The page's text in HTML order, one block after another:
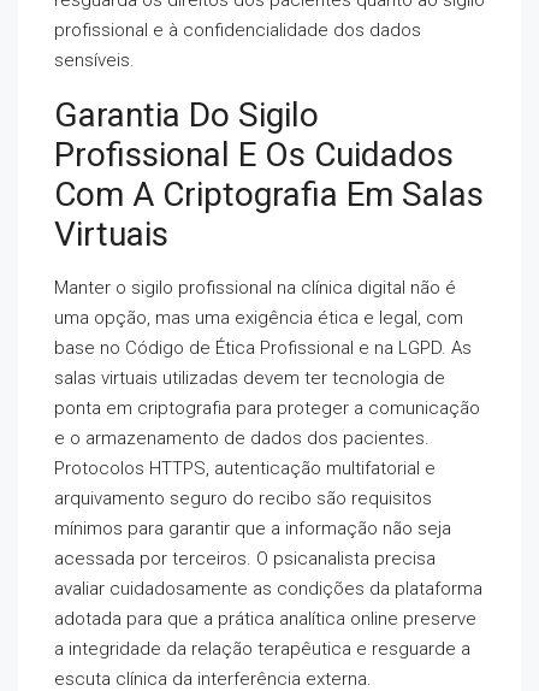
profissional e à confidencialidade dos dados
sensíveis.
Garantia Do Sigilo
Profissional E Os Cuidados
Com A Criptografia Em Salas
Virtuais
Manter o sigilo profissional na clínica digital não é
uma opção, mas uma exigência ética e legal, com
base no Código de Ética Profissional e na LGPD. As
salas virtuais utilizadas devem ter tecnologia de
ponta em criptografia para proteger a comunicação
e o armazenamento de dados dos pacientes.
Protocolos HTTPS, autenticação multifatorial e
arquivamento seguro do recibo são requisitos
mínimos para garantir que a informação não seja
acessada por terceiros. O psicanalista precisa
avaliar cuidadosamente as condições da plataforma
adotada para que a prática analítica online preserve
a integridade da relação terapêutica e resguarde a
escuta clínica da interferência externa.